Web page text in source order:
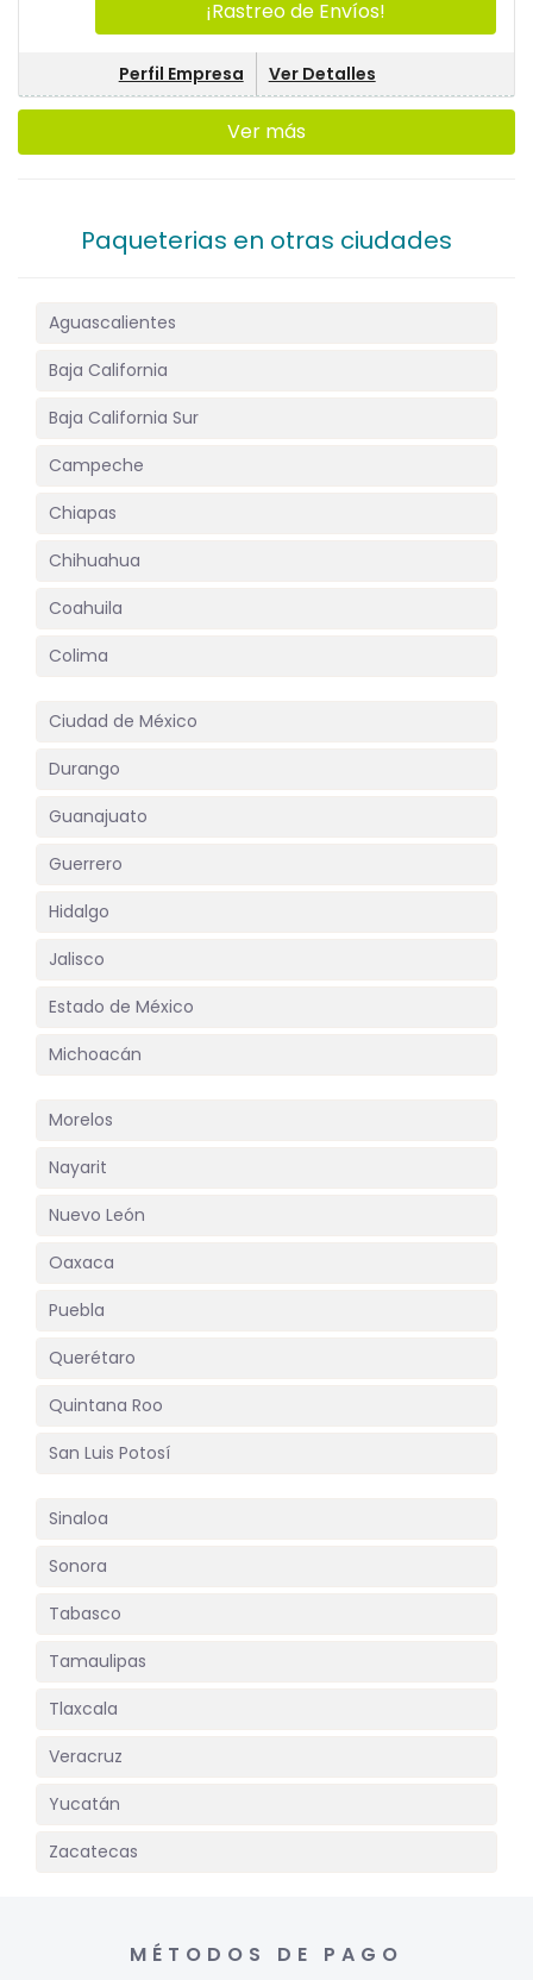
¡Rastreo de Envíos!
Perfil Empresa Ver Detalles
Ver más
Paqueterias en otras ciudades
Aguascalientes
Baja California
Baja California Sur
Campeche
Chiapas
Chihuahua
Coahuila
Colima
Ciudad de México
Durango
Guanajuato
Guerrero
Hidalgo
Jalisco
Estado de México
Michoacán
Morelos
Nayarit
Nuevo León
Oaxaca
Puebla
Querétaro
Quintana Roo
San Luis Potosí
Sinaloa
Sonora
Tabasco
Tamaulipas
Tlaxcala
Veracruz
Yucatán
Zacatecas
MÉTODOS DE PAGO